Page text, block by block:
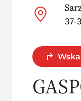
37-